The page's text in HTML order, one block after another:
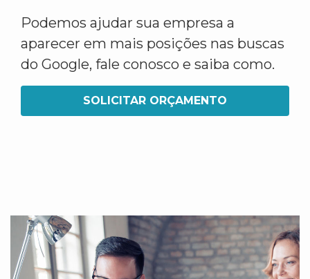
Podemos ajudar sua empresa a
aparecer em mais posições nas buscas
do Google, fale conosco e saiba como.
SOLICITAR ORÇAMENTO